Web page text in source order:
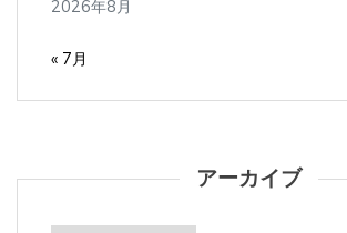
« 7月
アーカイブ
ア